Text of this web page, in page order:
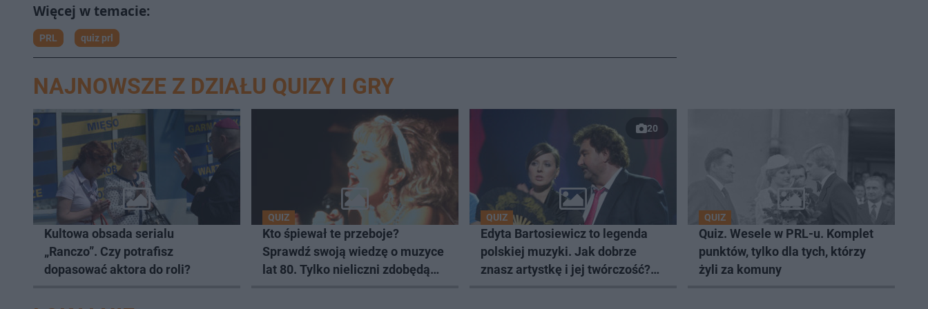
PRL quiz prl
NAJNOWSZE Z DZIAŁU QUIZY I GRY
Kultowa obsada serialu
„Ranczo”. Czy potrafisz
dopasować aktora do roli?
QUIZ
Kto śpiewał te przeboje?
Sprawdź swoją wiedzę o muzyce
lat 80. Tylko nieliczni zdobędą
20
QUIZ
Edyta Bartosiewicz to legenda
polskiej muzyki. Jak dobrze
znasz artystkę i jej twórczość?
QUIZ
Quiz. Wesele w PRL-u. Komplet
punktów, tylko dla tych, którzy
żyli za komuny